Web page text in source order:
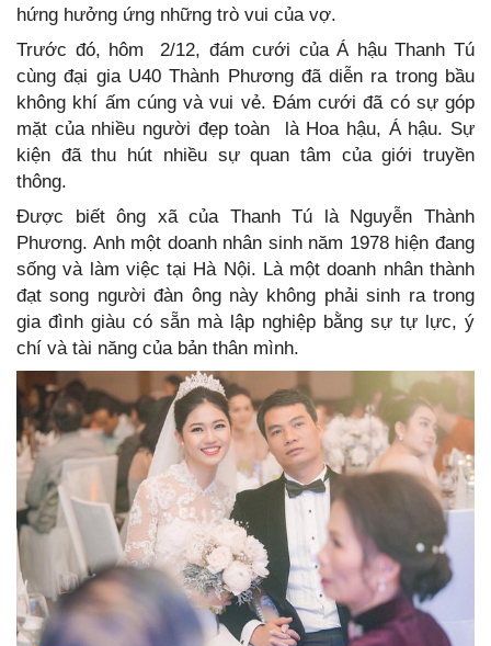
hứng hưởng ứng những trò vui của vợ.
Trước đó, hôm 2/12, đám cưới của Á hậu Thanh Tú
cùng đại gia U40 Thành Phương đã diễn ra trong bầu
không khí ấm cúng và vui vẻ. Đám cưới đã có sự góp
mặt của nhiều người đẹp toàn là Hoa hậu, Á hậu. Sự
kiện đã thu hút nhiều sự quan tâm của giới truyền
thông.
Được biết ông xã của Thanh Tú là Nguyễn Thành
Phương. Anh một doanh nhân sinh năm 1978 hiện đang
sống và làm việc tại Hà Nội. Là một doanh nhân thành
đạt song người đàn ông này không phải sinh ra trong
gia đình giàu có sẵn mà lập nghiệp bằng sự tự lực, ý
chí và tài năng của bản thân mình.